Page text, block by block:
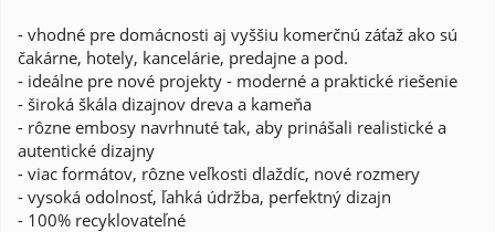
- vhodné pre domácnosti aj vyššiu komerčnú záťaž ako sú
čakárne, hotely, kancelárie, predajne a pod.
- ideálne pre nové projekty - moderné a praktické riešenie
- široká škála dizajnov dreva a kameňa
- rôzne embosy navrhnuté tak, aby prinášali realistické a
autentické dizajny
- viac formátov, rôzne veľkosti dlaždíc, nové rozmery
- vysoká odolnosť, ľahká údržba, perfektný dizajn
- 100% recyklovateľné